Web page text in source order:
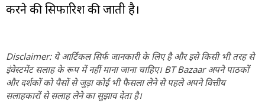
करने की सिफारिश की जाती है।
Disclaimer: ये आर्टिकल सिर्फ जानकारी के लिए है और इसे किसी भी तरह से
इंवेस्टमेंट सलाह के रूप में नहीं माना जाना चाहिए। BT Bazaar अपने पाठकों
और दर्शकों को पैसों से जुड़ा कोई भी फैसला लेने से पहले अपने वित्तीय
सलाहकारों से सलाह लेने का सुझाव देता है।